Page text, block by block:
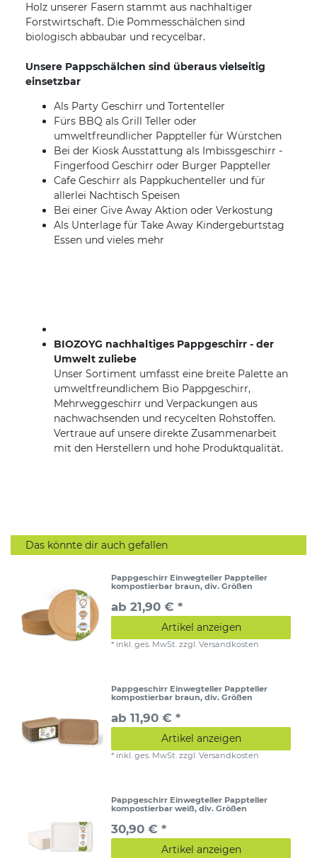
Holz unserer Fasern stammt aus nachhaltiger
Forstwirtschaft. Die Pommesschälchen sind
biologisch abbaubar und recycelbar.
Unsere Pappschälchen sind überaus vielseitig
einsetzbar
Als Party Geschirr und Tortenteller
Fürs BBQ als Grill Teller oder
umweltfreundlicher Pappteller für Würstchen
Bei der Kiosk Ausstattung als Imbissgeschirr -
Fingerfood Geschirr oder Burger Pappteller
Cafe Geschirr als Pappkuchenteller und für
allerlei Nachtisch Speisen
Bei einer Give Away Aktion oder Verkostung
Als Unterlage für Take Away Kindergeburtstag
Essen und vieles mehr
BIOZOYG nachhaltiges Pappgeschirr - der
Umwelt zuliebe
Unser Sortiment umfasst eine breite Palette an
umweltfreundlichem Bio Pappgeschirr,
Mehrweggeschirr und Verpackungen aus
nachwachsenden und recycelten Rohstoffen.
Vertraue auf unsere direkte Zusammenarbeit
mit den Herstellern und hohe Produktqualität.
Das könnte dir auch gefallen
Pappgeschirr Einwegteller Pappteller
kompostierbar braun, div. Größen
ab 21,90 € *
Artikel anzeigen
* inkl. ges. MwSt. zzgl.Versandkosten
Pappgeschirr Einwegteller Pappteller
kompostierbar braun, div. Größen
ab 11,90 € *
Artikel anzeigen
* inkl. ges. MwSt. zzgl.Versandkosten
Pappgeschirr Einwegteller Pappteller
kompostierbar weiß, div. Größen
30,90 € *
Artikel anzeigen